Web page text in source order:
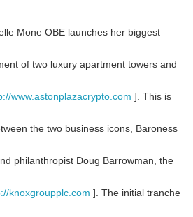
Mone OBE launches her biggest
of two luxury apartment towers and
www.astonplazacrypto.com ]. This is
the two business icons, Baroness
philanthropist Doug Barrowman, the
knoxgroupplc.com ]. The initial tranche